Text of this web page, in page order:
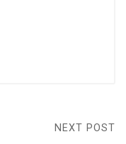
NEXT POST